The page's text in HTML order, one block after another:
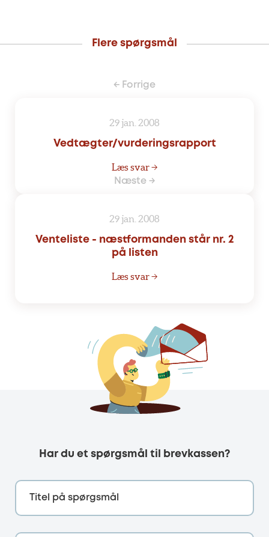
Flere spørgsmål
← Forrige
29 jan. 2008
Vedtægter/vurderingsrapport
Læs svar →
Næste →
29 jan. 2008
Venteliste - næstformanden står nr. 2
på listen
Læs svar →
Har du et spørgsmål til brevkassen?
Titel på spørgsmål